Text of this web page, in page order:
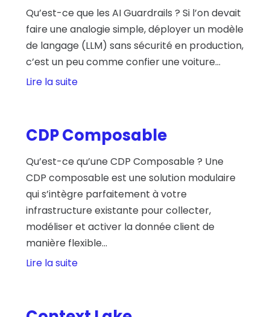
Qu’est-ce que les AI Guardrails ? Si l’on devait
faire une analogie simple, déployer un modèle
de langage (LLM) sans sécurité en production,
c’est un peu comme confier une voiture...
Lire la suite
CDP Composable
Qu’est-ce qu’une CDP Composable ? Une
CDP composable est une solution modulaire
qui s’intègre parfaitement à votre
infrastructure existante pour collecter,
modéliser et activer la donnée client de
manière flexible...
Lire la suite